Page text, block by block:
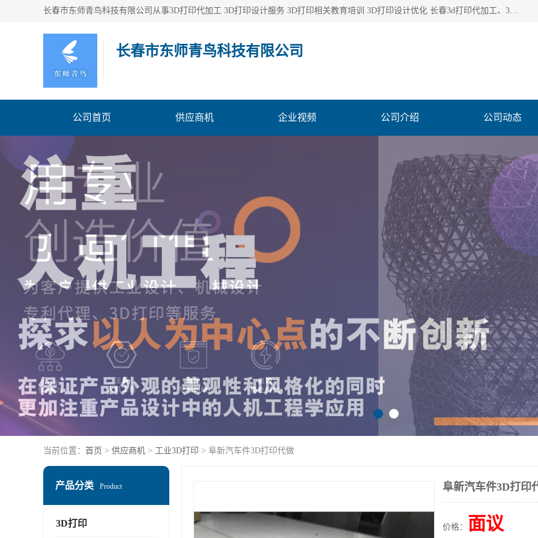
长春市东师青鸟科技有限公司从事3D打印代加工 3D打印设计服务 3D打印相关教育培训 3D打印设计优化 长春3d打印代加工、3D打印代加工及设计服务、3D打印相关教育培训、专利代理及优化、3D打印上下游技术服务，深耕工业设计、机械设计、3D打印多年年，拥有多项技术，辅助数十位客户完成自己的发明及实用新型专利。
长春市东师青鸟科技有限公司
公司首页 供应商机 企业视频 公司介绍 公司动态
当前位置： 首页 > 供应商机 > 工业3D打印 > 阜新汽车件3D打印代做
产品分类 Product
3D打印
阜新汽车件3D打印
价格： 面议